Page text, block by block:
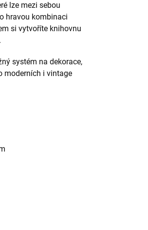
lze mezi sebou
hravou kombinaci
si vytvoříte knihovnu
systém na dekorace,
moderních i vintage